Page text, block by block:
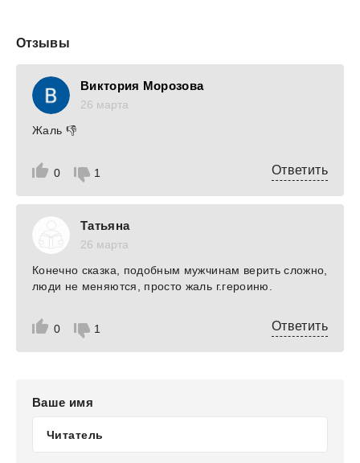
Отзывы
Виктория Морозова
26 марта
0 1
Жаль 👎
Ответить
Татьяна
26 марта
0 1
Конечно сказка, подобным мужчинам верить сложно,
люди не меняются, просто жаль г.героиню.
Ответить
Ваше имя